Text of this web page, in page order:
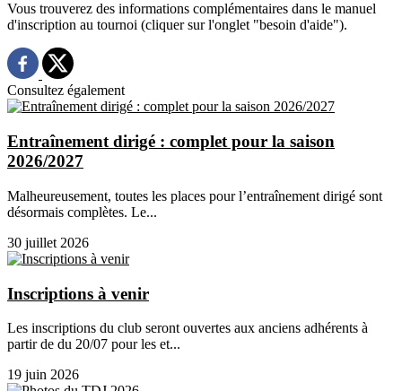
Vous trouverez des informations complémentaires dans le manuel
d'inscription au tournoi (cliquer sur l'onglet "besoin d'aide").
Consultez également
Entraînement dirigé : complet pour la saison
2026/2027
Malheureusement, toutes les places pour l’entraînement dirigé sont
désormais complètes. Le...
30 juillet 2026
Inscriptions à venir
Les inscriptions du club seront ouvertes aux anciens adhérents à
partir de du 20/07 pour les et...
19 juin 2026